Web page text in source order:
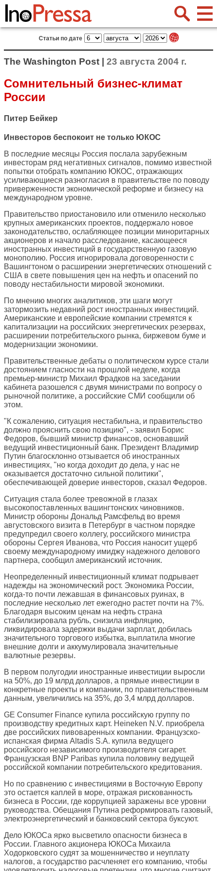
Статьи по дате
The Washington Post | 23 августа 2004 г.
Сомнительный бизнес-климат
России
Питер Бейкер
Инвесторов беспокоит не только ЮКОС
В последние месяцы Россия послала зарубежным
инвесторам ряд негативных сигналов, помимо известной
попытки отобрать компанию ЮКОС, отражающих
усиливающиеся разногласия в правительстве по поводу
приверженности экономической реформе и бизнесу на
международном уровне.
Правительство приостановило или отменило несколько
крупных американских проектов, поддержало новое
законодательство, ослабляющее позиции миноритарных
акционеров и начало расследование, касающееся
иностранных инвестиций в государственную газовую
монополию. Россия игнорировала договоренности с
Вашингтоном о расширении энергетических отношений с
США в свете повышения цен на нефть и опасений по
поводу нестабильности мировой экономики.
По мнению многих аналитиков, эти шаги могут
затормозить недавний рост иностранных инвестиций.
Американские и европейские компании стремятся к
капитализации на российских энергетических резервах,
расширении потребительского рынка, биржевом буме и
модернизации экономики.
Правительственные дебаты о политическом курсе стали
достоянием гласности на прошлой неделе, когда
премьер-министр Михаил Фрадков на заседании
кабинета разошелся с двумя министрами по вопросу о
рыночной политике, а российские СМИ сообщили об
этом.
"К сожалению, ситуация нестабильна, и правительство
должно прояснить свою позицию", - заявил Борис
Федоров, бывший министр финансов, основавший
ведущий инвестиционный банк. Президент Владимир
Путин благосклонно отзывается об иностранных
инвестициях, "но когда доходит до дела, у нас не
оказывается достаточно сильной политики",
обеспечивающей доверие инвесторов, сказал Федоров.
Ситуация стала более тревожной в глазах
высокопоставленных вашингтонских чиновников.
Министр обороны Дональд Рамсфельд во время
августовского визита в Петербург в частном порядке
предупредил своего коллегу, российского министра
обороны Сергея Иванова, что Россия наносит ущерб
своему международному имиджу надежного делового
партнера, сообщил американский источник.
Неопределенный инвестиционный климат подрывает
надежды на экономический рост. Экономика России,
когда-то почти лежавшая в финансовых руинах, в
последние несколько лет ежегодно растет почти на 7%.
Благодаря высоким ценам на нефть страна
стабилизировала рубль, снизила инфляцию,
ликвидировала задержки выдачи зарплат, добилась
значительного торгового избытка, выплатила многие
внешние долги и аккумулировала значительные
валютные резервы.
В первом полугодии иностранные инвестиции выросли
на 50%, до 19 млрд долларов, а прямые инвестиции в
конкретные проекты и компании, по правительственным
данным, увеличились на 35%, до 3,4 млрд долларов.
GE Consumer Finance купила российскую группу по
производству кредитных карт. Heineken N.V. приобрела
две российских пивоваренных компании. Французско-
испанская фирма Altadis S.A. купила ведущего
российского независимого производителя сигарет.
Французская BNP Paribas купила половину ведущей
российской компании потребительского кредитования.
Но по сравнению с инвестициями в Восточную Европу
это остается каплей в море, отражая рискованность
бизнеса в России, где коррупцией заражены все уровни
руководства. Обещания Путина реформировать газовый,
электроэнергетический и банковский сектора буксуют.
Дело ЮКОСа ярко высветило опасности бизнеса в
России. Главного акционера ЮКОСа Михаила
Ходорковского судят за мошенничество и неуплату
налогов, а государство расчленяет его компанию, чтобы